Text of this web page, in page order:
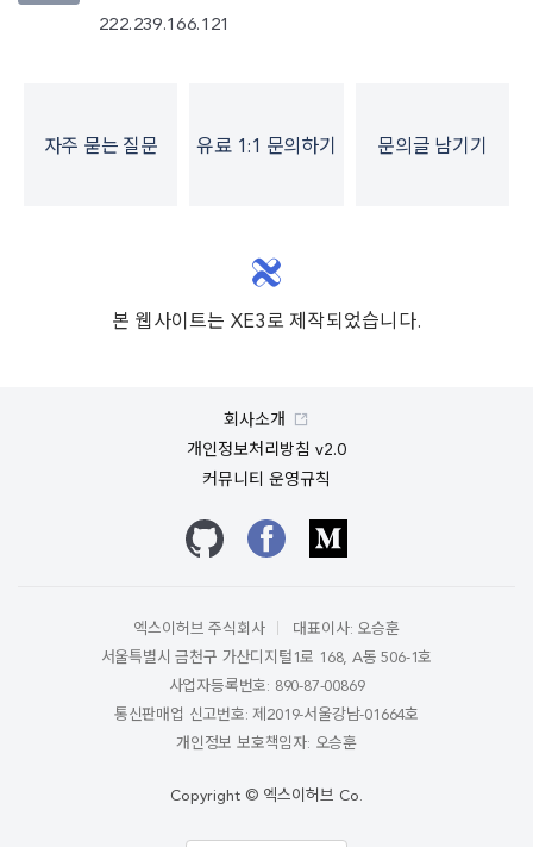
222.239.166.121
자주 묻는 질문 유료 1:1 문의하기 문의글 남기기
본 웹사이트는 XE3로 제작되었습니다.
회사소개
개인정보처리방침 v2.0
커뮤니티 운영규칙
깃허브 페이스북 미디엄
엑스이허브 주식회사
대표이사: 오승훈
서울특별시 금천구 가산디지털1로 168, A동 506-1호
사업자등록번호: 890-87-00869
통신판매업 신고번호: 제2019-서울강남-01664호
개인정보 보호책임자: 오승훈
Copyright © 엑스이허브 Co.